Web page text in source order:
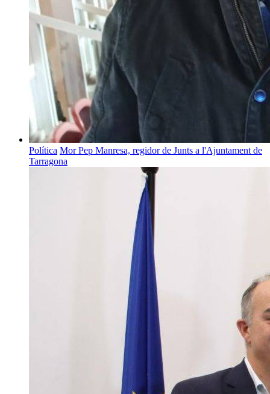
Política Mor Pep Manresa, regidor de Junts a l'Ajuntament de
Tarragona